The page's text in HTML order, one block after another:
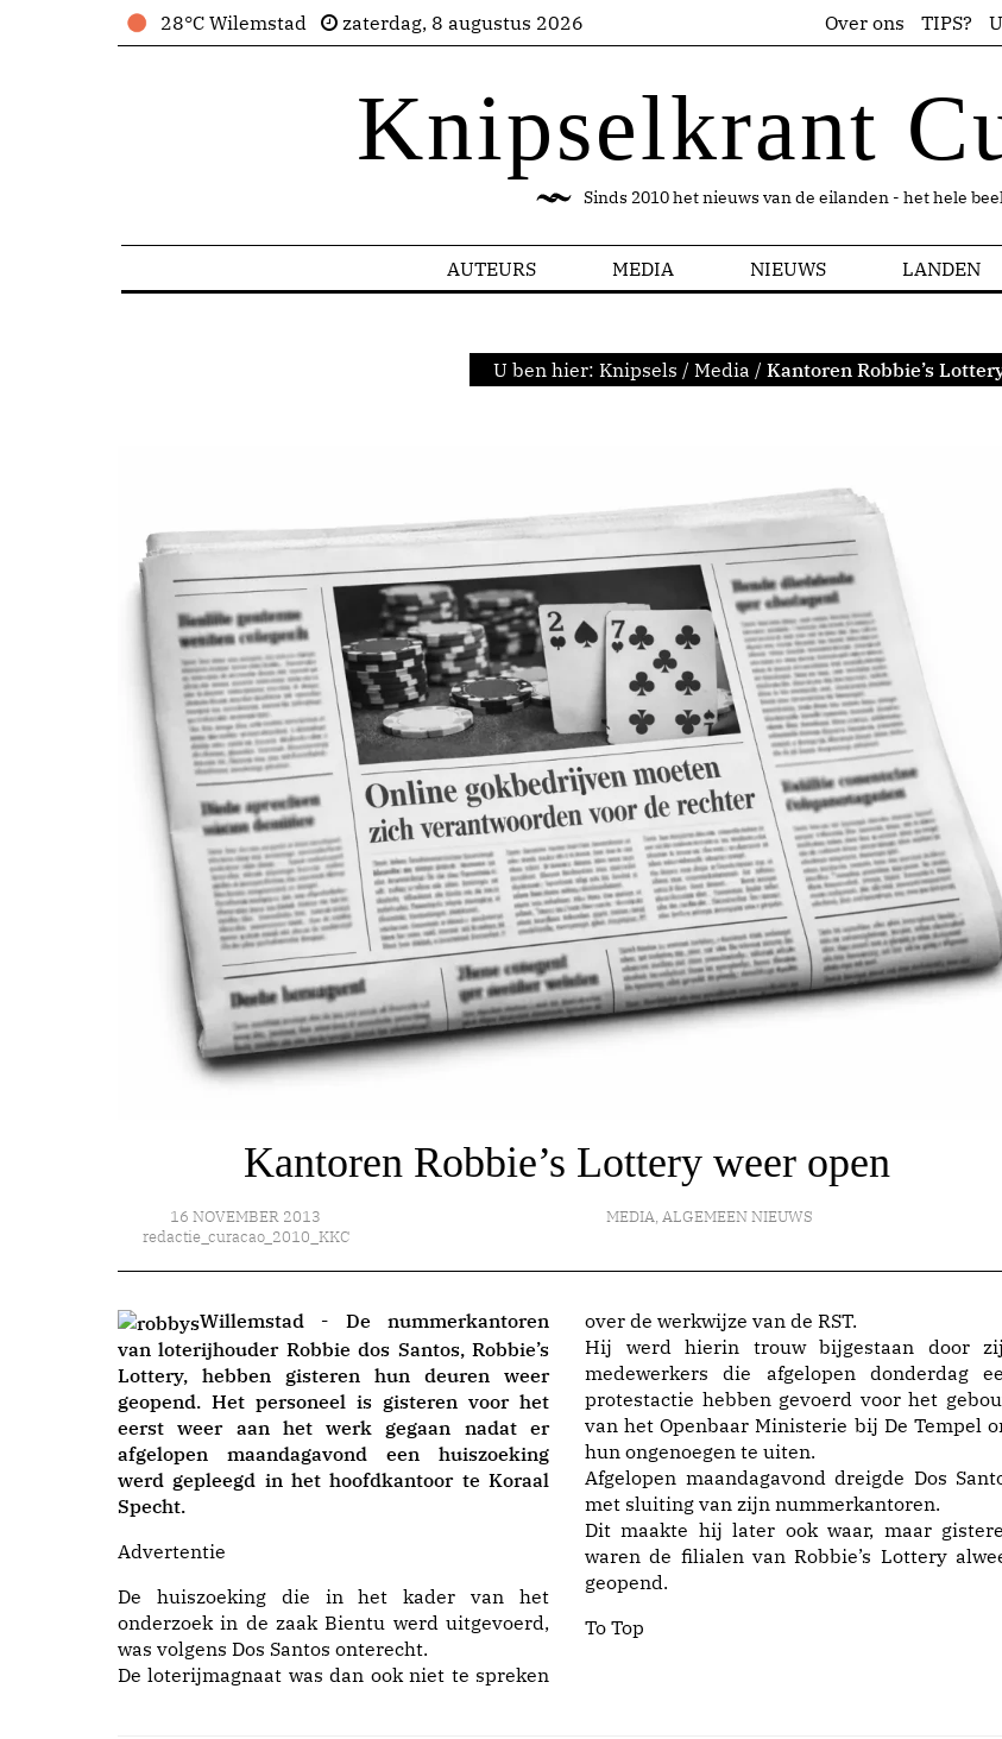
28°C Wilemstad zaterdag, 8 augustus 2026 Over ons TIPS?
Knipselkrant
Sinds 2010 het nieuws van de eilanden - het hele
AUTEURS MEDIA NIEUWS LANDEN
U ben hier: Knipsels / Media / Kantoren Robbie’s
Kantoren Robbie’s Lottery weer open
16 NOVEMBER 2013
redactie_curacao_2010_KKC
MEDIA, ALGEMEEN NIEUWS
Willemstad - De nummerkantoren
van loterijhouder Robbie dos Santos, Robbie’s
Lottery, hebben gisteren hun deuren weer
geopend. Het personeel is gisteren voor het
eerst weer aan het werk gegaan nadat er
afgelopen maandagavond een huiszoeking
werd gepleegd in het hoofdkantoor te Koraal
Specht.
Advertentie
De huiszoeking die in het kader van het
onderzoek in de zaak Bientu werd uitgevoerd,
was volgens Dos Santos onterecht.
De loterijmagnaat was dan ook niet te spreken
over de werkwijze van de RST.
Hij werd hierin trouw bijgestaan door
medewerkers die afgelopen donderdag
protestactie hebben gevoerd voor het
van het Openbaar Ministerie bij De Tempel
hun ongenoegen te uiten.
Afgelopen maandagavond dreigde Dos
met sluiting van zijn nummerkantoren.
Dit maakte hij later ook waar, maar
waren de filialen van Robbie’s Lottery
geopend.
To Top